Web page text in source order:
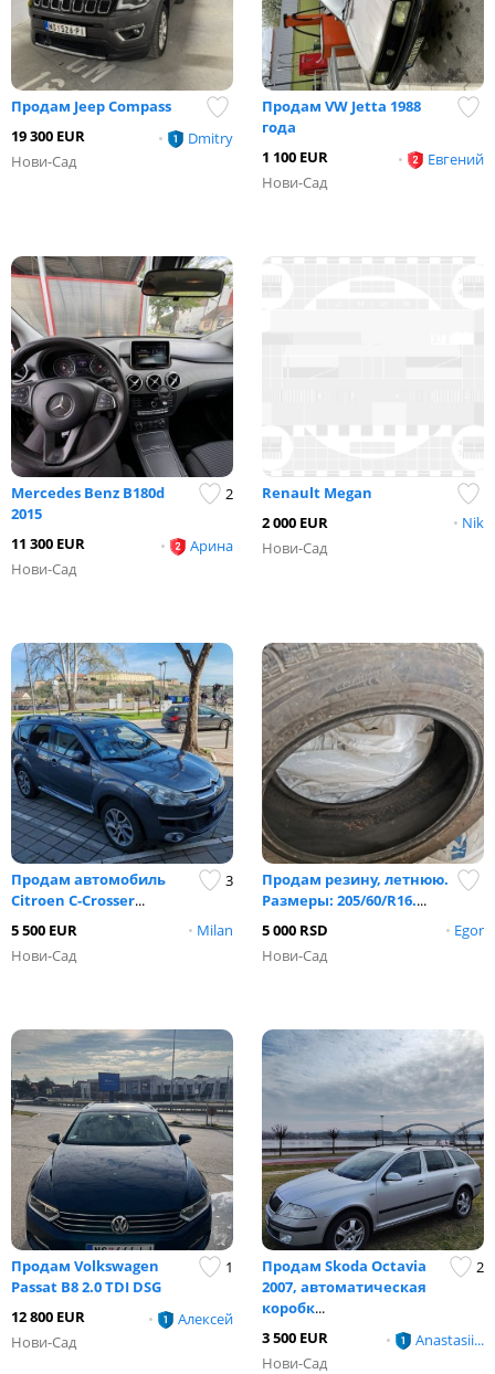
Продам Jeep Compass
•
Dmitry
19 300 EUR
Нови-Сад
Продам VW Jetta 1988
года
•
Евгений
1 100 EUR
Нови-Сад
2
Mercedes Benz B180d
2015
•
Арина
11 300 EUR
Нови-Сад
Renault Megan
• Nik
2 000 EUR
Нови-Сад
3
Продам автомобиль
Citroen C-Crosser...
• Milan
5 500 EUR
Нови-Сад
Продам резину, летнюю.
Размеры: 205/60/R16....
• Egor
5 000 RSD
Нови-Сад
1
Продам Volkswagen
Passat B8 2.0 TDI DSG
•
Алексей
12 800 EUR
Нови-Сад
2
Продам Skoda Octavia
2007, автоматическая
коробк...
•
Anastasii...
3 500 EUR
Нови-Сад